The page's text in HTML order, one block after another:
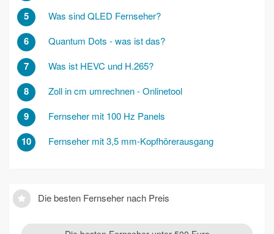
5 Was sind QLED Fernseher?
6 Quantum Dots - was ist das?
7 Was ist HEVC und H.265?
8 Zoll in cm umrechnen - Onlinetool
9 Fernseher mit 100 Hz Panels
10 Fernseher mit 3,5 mm-Kopfhörerausgang
Die besten Fernseher nach Preis